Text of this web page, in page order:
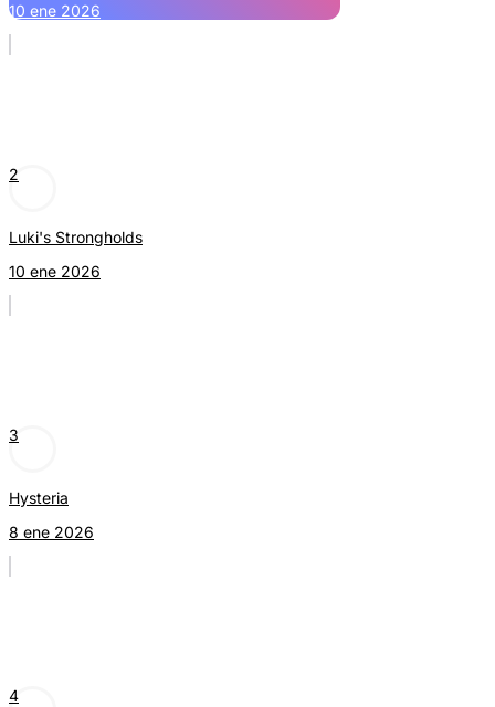
10 ene 2026
2
Luki's Strongholds
10 ene 2026
3
Hysteria
8 ene 2026
4